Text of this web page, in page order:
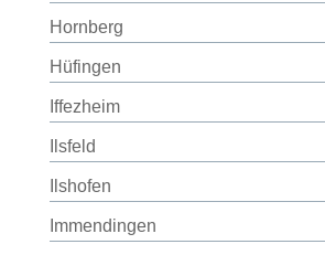
Hornberg
Hüfingen
Iffezheim
Ilsfeld
Ilshofen
Immendingen